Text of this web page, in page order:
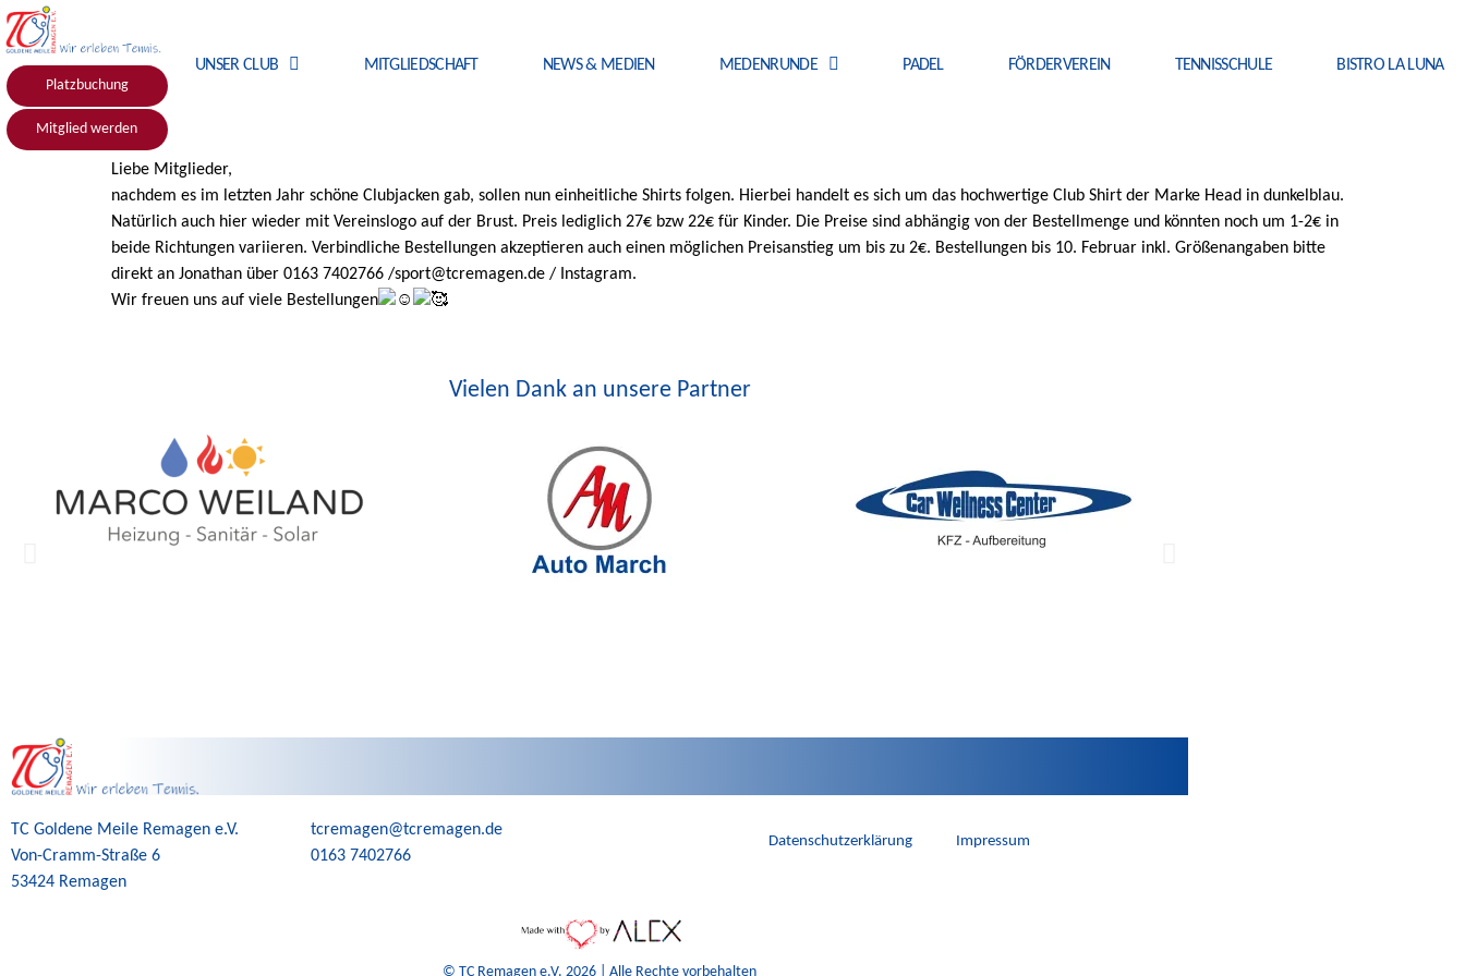
Platzbuchung
Mitglied werden
UNSER CLUB MITGLIEDSCHAFT NEWS & MEDIEN MEDENRUNDE PADEL FÖRDERVEREIN TENNISSCHULE BISTRO LA LUNA
Liebe Mitglieder,
nachdem es im letzten Jahr schöne Clubjacken gab, sollen nun einheitliche Shirts folgen. Hierbei handelt es sich um das hochwertige Club Shirt der Marke Head in dunkelblau.
Natürlich auch hier wieder mit Vereinslogo auf der Brust. Preis lediglich 27€ bzw 22€ für Kinder. Die Preise sind abhängig von der Bestellmenge und könnten noch um 1-2€ in
beide Richtungen variieren. Verbindliche Bestellungen akzeptieren auch einen möglichen Preisanstieg um bis zu 2€. Bestellungen bis 10. Februar inkl. Größenangaben bitte
direkt an Jonathan über 0163 7402766 /sport@tcremagen.de / Instagram.
Wir freuen uns auf viele Bestellungen
Vielen Dank an unsere Partner
TC Goldene Meile Remagen e.V.
Von-Cramm-Straße 6
53424 Remagen
tcremagen@tcremagen.de
0163 7402766
Datenschutzerklärung Impressum
©️ TC Remagen e.V. 2026 | Alle Rechte vorbehalten